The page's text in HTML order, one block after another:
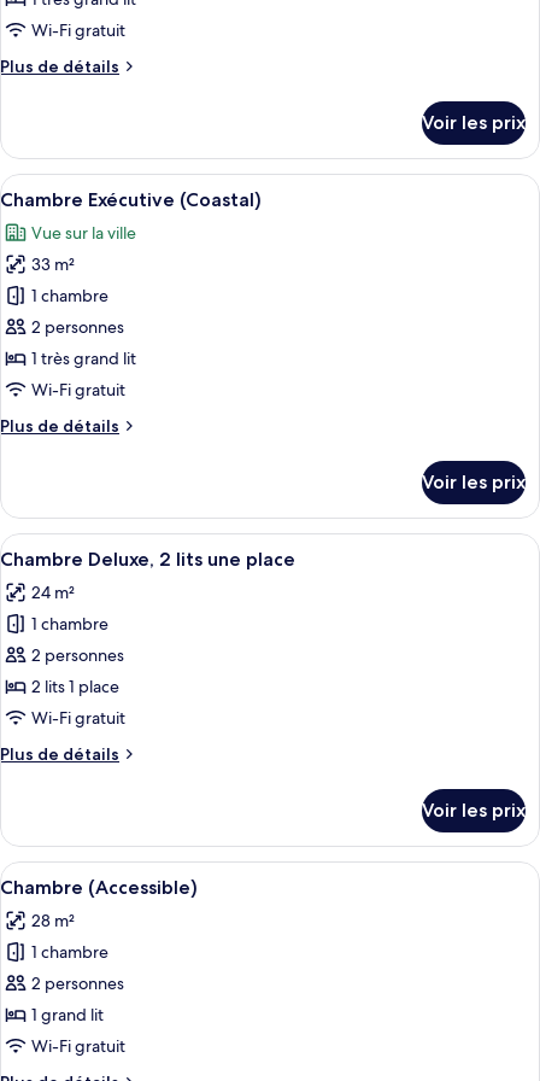
de
chambre :
Chambre
Wi-Fi gratuit
Plus de détails
Plus
le
type
de
Chambre
Exécutive
(Concourse)
Voir les prix
Afficher
toutes
les
photos
pour
ce
type
de
chambre :
Chambre
Une chambre d’hôtel comprenant
5
Chambre Exécutive (Coastal)
Vue sur la ville
33 m²
1 chambre
2 personnes
1 très grand lit
Wi-Fi gratuit
Plus de détails
Plus
le
type
de
Chambre
Exécutive
Voir les prix
Afficher
toutes
les
photos
pour
ce
type
chambre :
2
lits
une
place
Une chambre d’hôtel avec deux
4
Chambre Deluxe, 2 lits une place
24 m²
1 chambre
2 personnes
2 lits 1 place
Wi-Fi gratuit
Plus de détails
Plus
le
type
de
Chambre
Deluxe,
lits
une
place
Voir les prix
Afficher
toutes
les
photos
pour
ce
type
Chambre (Accessible) | Salle de
5
Chambre (Accessible)
28 m²
1 chambre
2 personnes
1 grand lit
Wi-Fi gratuit